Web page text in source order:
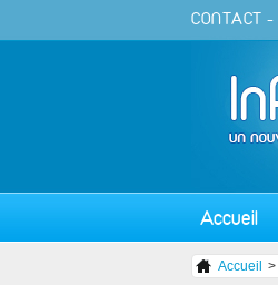
CONTACT -
Accueil
Accueil >